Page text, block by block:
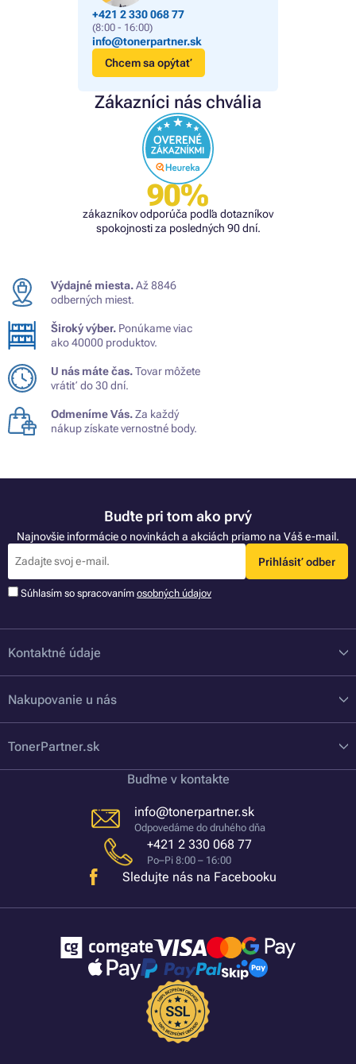
+421 2 330 068 77
(8:00 - 16:00)
info@tonerpartner.sk
Chcem sa opýtať
Zákazníci nás chvália
90%
zákazníkov odporúča podľa dotazníkov
spokojnosti za posledných 90 dní.
Výdajné miesta.Až 8846
odberných miest.
Široký výber. Ponúkame viac
ako 40000 produktov.
U nás máte čas.Tovar môžete
vrátiť do 30 dní.
Odmeníme Vás.Za každý
nákup získate vernostné body.
Buďte pri tom ako prvý
Najnovšie informácie o novinkách a akciách priamo na Váš e-mail.
Prihlásiť odber
Súhlasím so spracovaním osobných údajov
Kontaktné údaje
Nakupovanie u nás
TonerPartner.sk
Buďme v kontakte
info@tonerpartner.sk
Odpovedáme do druhého dňa
+421 2 330 068 77
Po–Pi 8:00 – 16:00
Sledujte nás na Facebooku